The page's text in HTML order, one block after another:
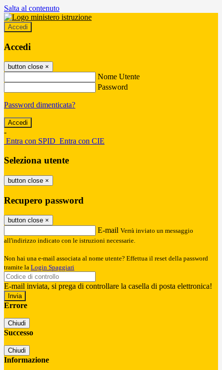
Salta al contenuto
Accedi
Accedi
button close ×
Nome Utente
Password
Password dimenticata?
-
Entra con SPID Entra con CIE
Seleziona utente
button close ×
Recupero password
button close ×
E-mail Verrà inviato un messaggio
all'indirizzo indicato con le istruzioni necessarie.
Non hai una e-mail associata al nome utente? Effettua il reset della password
tramite la Login Spaggiari
E-mail inviata, si prega di controllare la casella di posta elettronica!
Errore
Chiudi
Successo
Chiudi
Informazione